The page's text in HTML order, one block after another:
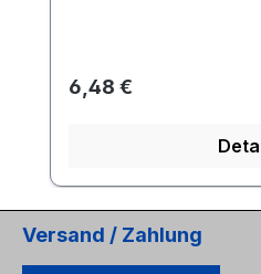
Regulärer Preis:
6,48 €
Versand / Zahlung